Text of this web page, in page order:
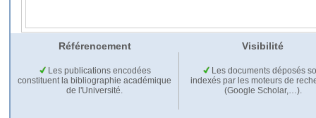
Référencement Visibilité
Les publications encodées
constituent la bibliographie académique
de l'Université.
Les documents déposés
indexés par les moteurs de
(Google Scholar,…).